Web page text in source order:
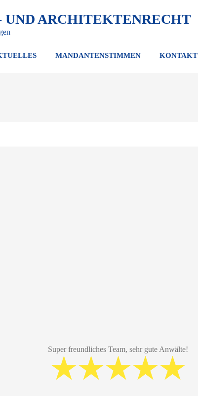
UND ARCHITEKTENRECHT
MANDANTENSTIMMEN KONTAKT
Super freundliches Team, sehr gute Anwälte!